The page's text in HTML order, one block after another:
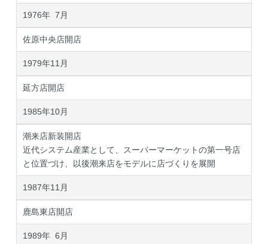
1976年 7月
佐原中央店開店
1979年11月
延方店開店
1985年10月
潮来店新装開店
近代システム産業として、スーパーマーケットの第一号店
と位置づけ、以後潮来店をモデルに店づくりを展開
1987年11月
鹿島東店開店
1989年 6月